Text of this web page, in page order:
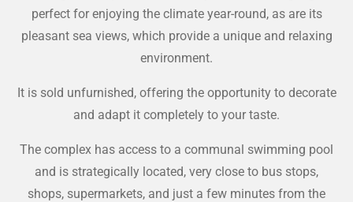
perfect for enjoying the climate year-round, as are its
pleasant sea views, which provide a unique and relaxing
environment.
It is sold unfurnished, offering the opportunity to decorate
and adapt it completely to your taste.
The complex has access to a communal swimming pool
and is strategically located, very close to bus stops,
shops, supermarkets, and just a few minutes from the